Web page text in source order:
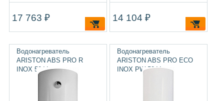
17 763 ₽ 14 104 ₽
Водонагреватель
ARISTON ABS PRO R
INOX 50 V
Водонагреватель
ARISTON ABS PRO ECO
INOX PW 50 V